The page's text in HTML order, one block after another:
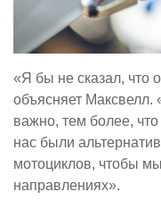
«Я бы не сказал, что
объясняет Максвелл.
важно, тем более,
нас были
мотоциклов, чтобы
направлениях».